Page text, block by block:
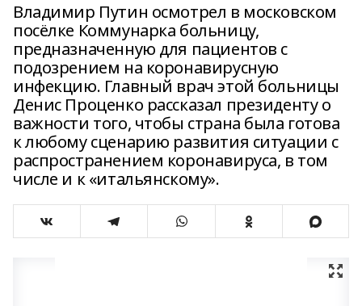
Владимир Путин осмотрел в московском
посёлке Коммунарка больницу,
предназначенную для пациентов с
подозрением на коронавирусную
инфекцию. Главный врач этой больницы
Денис Проценко рассказал президенту о
важности того, чтобы страна была готова
к любому сценарию развития ситуации с
распространением коронавируса, в том
числе и к «итальянскому».